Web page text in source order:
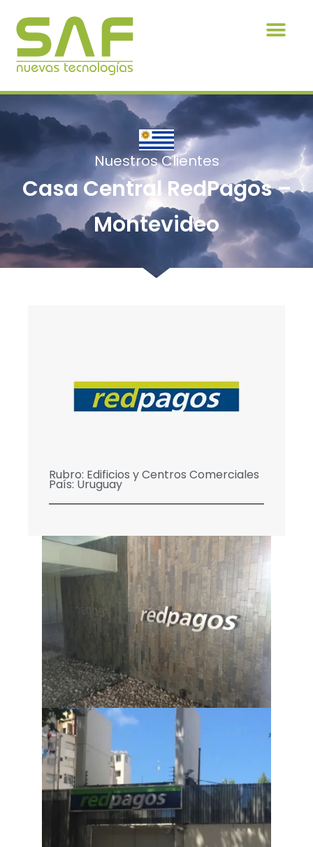
Nuestros Clientes
Casa Central RedPagos –
Montevideo
Rubro: Edificios y Centros Comerciales
País: Uruguay